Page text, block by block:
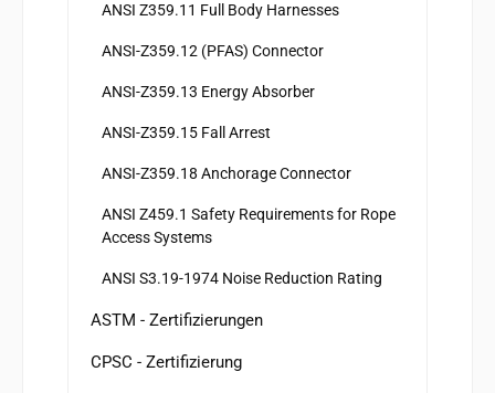
ANSI Z359.11 Full Body Harnesses
ANSI-Z359.12 (PFAS) Connector
ANSI-Z359.13 Energy Absorber
ANSI-Z359.15 Fall Arrest
ANSI-Z359.18 Anchorage Connector
ANSI Z459.1 Safety Requirements for Rope
Access Systems
ANSI S3.19-1974 Noise Reduction Rating
ASTM - Zertifizierungen
CPSC - Zertifizierung